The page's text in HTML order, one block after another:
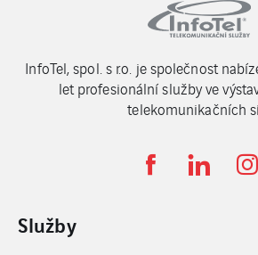
InfoTel, spol. s r.o. je společnost
let profesionální služby ve
telekomunikačních
Služby